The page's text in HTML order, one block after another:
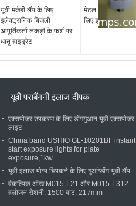
यूवी मर्करी लैंप के लिए
इलेक्ट्रॉनिक बिजली
आपूर्तिकर्ता लकड़ी के फर्श पर
धातु हाइड्रेट
मेटल हैलाइड लैंप
लिए इलेक्ट्रिक
यूवी पराबैंगनी इलाज दीपक
एक्सपोजर उपकरण के लिए डोंगगुआन यूवी एक्सपोजर
लाइट
China band USHIO GL-10201BF instant
start exposure lights for plate
exposure,1kw
यूवी इलाज योग्य चिपकने के लिए गुआंग्डोंग यूवी लैंप
वैकल्पिक आँख M015-L21 और M015-L312
हलोजन रोशनी, 1500 वाट, 217mm